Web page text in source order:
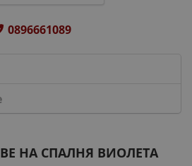
0896661089
НА СПАЛНЯ ВИОЛЕТА